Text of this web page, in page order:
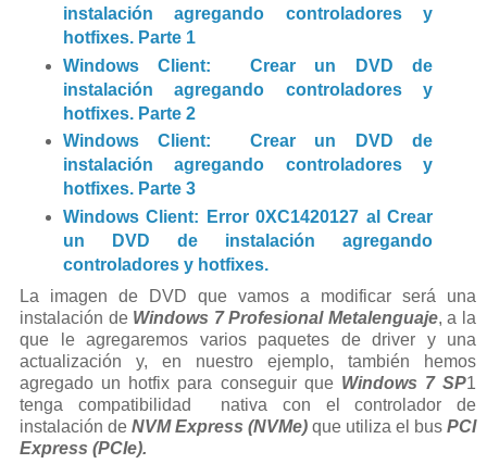
instalación agregando controladores y
hotfixes. Parte 1
Windows Client: Crear un DVD de
instalación agregando controladores y
hotfixes. Parte 2
Windows Client: Crear un DVD de
instalación agregando controladores y
hotfixes. Parte 3
Windows Client: Error 0XC1420127 al Crear
un DVD de instalación agregando
controladores y hotfixes.
La imagen de DVD que vamos a modificar será una
instalación de Windows 7 Profesional Metalenguaje, a la
que le agregaremos varios paquetes de driver y una
actualización y, en nuestro ejemplo, también hemos
agregado un hotfix para conseguir que Windows 7 SP1
tenga compatibilidad nativa con el controlador de
instalación de NVM Express (NVMe) que utiliza el bus PCI
Express (PCIe).